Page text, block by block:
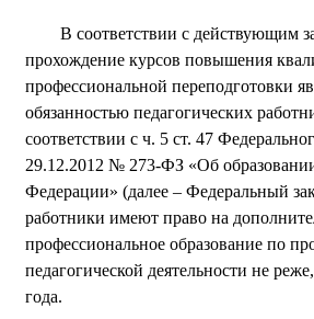
В соответствии с действующим
прохождение курсов повышения
профессиональной переподготовки
обязанностью педагогических
соответствии с ч. 5 ст. 47
29.12.2012 № 273-ФЗ «Об
Федерации» (далее – Федеральный
работники имеют право на
профессиональное образование по
педагогической деятельности не
года.